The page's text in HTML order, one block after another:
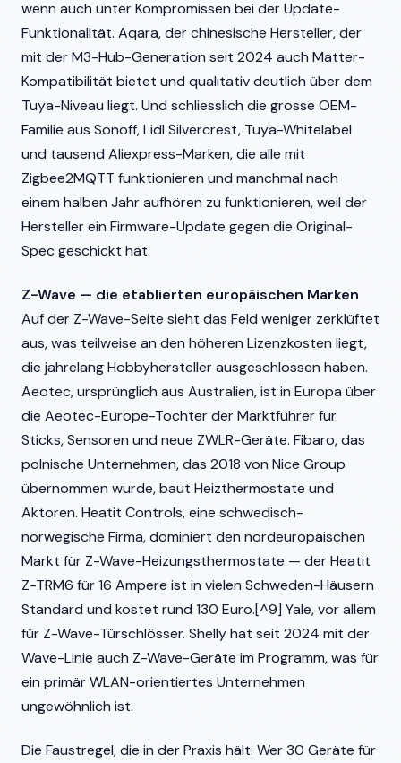
wenn auch unter Kompromissen bei der Update-
Funktionalität. Aqara, der chinesische Hersteller, der
mit der M3-Hub-Generation seit 2024 auch Matter-
Kompatibilität bietet und qualitativ deutlich über dem
Tuya-Niveau liegt. Und schliesslich die grosse OEM-
Familie aus Sonoff, Lidl Silvercrest, Tuya-Whitelabel
und tausend Aliexpress-Marken, die alle mit
Zigbee2MQTT funktionieren und manchmal nach
einem halben Jahr aufhören zu funktionieren, weil der
Hersteller ein Firmware-Update gegen die Original-
Spec geschickt hat.
Z-Wave — die etablierten europäischen Marken
Auf der Z-Wave-Seite sieht das Feld weniger zerklüftet
aus, was teilweise an den höheren Lizenzkosten liegt,
die jahrelang Hobbyhersteller ausgeschlossen haben.
Aeotec, ursprünglich aus Australien, ist in Europa über
die Aeotec-Europe-Tochter der Marktführer für
Sticks, Sensoren und neue ZWLR-Geräte. Fibaro, das
polnische Unternehmen, das 2018 von Nice Group
übernommen wurde, baut Heizthermostate und
Aktoren. Heatit Controls, eine schwedisch-
norwegische Firma, dominiert den nordeuropäischen
Markt für Z-Wave-Heizungsthermostate — der Heatit
Z-TRM6 für 16 Ampere ist in vielen Schweden-Häusern
Standard und kostet rund 130 Euro.[^9] Yale, vor allem
für Z-Wave-Türschlösser. Shelly hat seit 2024 mit der
Wave-Linie auch Z-Wave-Geräte im Programm, was für
ein primär WLAN-orientiertes Unternehmen
ungewöhnlich ist.
Die Faustregel, die in der Praxis hält: Wer 30 Geräte für